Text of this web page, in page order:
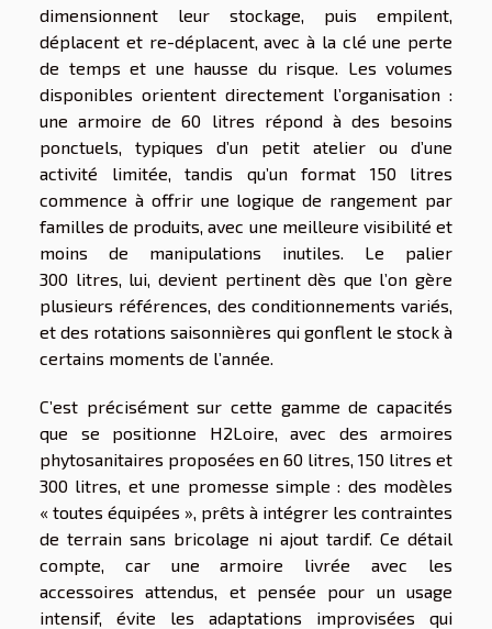
dimensionnent leur stockage, puis empilent,
déplacent et re-déplacent, avec à la clé une perte
de temps et une hausse du risque. Les volumes
disponibles orientent directement l’organisation :
une armoire de 60 litres répond à des besoins
ponctuels, typiques d’un petit atelier ou d’une
activité limitée, tandis qu’un format 150 litres
commence à offrir une logique de rangement par
familles de produits, avec une meilleure visibilité et
moins de manipulations inutiles. Le palier
300 litres, lui, devient pertinent dès que l’on gère
plusieurs références, des conditionnements variés,
et des rotations saisonnières qui gonflent le stock à
certains moments de l’année.
C’est précisément sur cette gamme de capacités
que se positionne H2Loire, avec des armoires
phytosanitaires proposées en 60 litres, 150 litres et
300 litres, et une promesse simple : des modèles
« toutes équipées », prêts à intégrer les contraintes
de terrain sans bricolage ni ajout tardif. Ce détail
compte, car une armoire livrée avec les
accessoires attendus, et pensée pour un usage
intensif, évite les adaptations improvisées qui